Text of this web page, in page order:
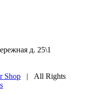
д. 25\1
Shop | All Rights